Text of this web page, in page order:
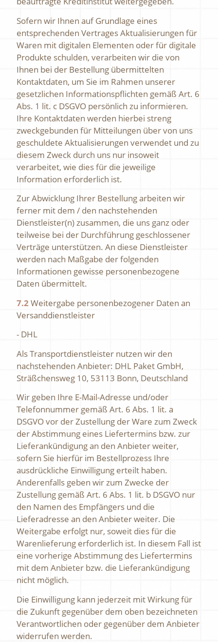
Sofern wir Ihnen auf Grundlage eines
entsprechenden Vertrages Aktualisierungen für
Waren mit digitalen Elementen oder für digitale
Produkte schulden, verarbeiten wir die von
Ihnen bei der Bestellung übermittelten
Kontaktdaten, um Sie im Rahmen unserer
gesetzlichen Informationspflichten gemäß Art. 6
Abs. 1 lit. c DSGVO persönlich zu informieren.
Ihre Kontaktdaten werden hierbei streng
zweckgebunden für Mitteilungen über von uns
geschuldete Aktualisierungen verwendet und zu
diesem Zweck durch uns nur insoweit
verarbeitet, wie dies für die jeweilige
Information erforderlich ist.
Zur Abwicklung Ihrer Bestellung arbeiten wir
ferner mit dem / den nachstehenden
Dienstleister(n) zusammen, die uns ganz oder
teilweise bei der Durchführung geschlossener
Verträge unterstützen. An diese Dienstleister
werden nach Maßgabe der folgenden
Informationen gewisse personenbezogene
Daten übermittelt.
7.2 Weitergabe personenbezogener Daten an
Versanddienstleister
- DHL
Als Transportdienstleister nutzen wir den
nachstehenden Anbieter: DHL Paket GmbH,
Sträßchensweg 10, 53113 Bonn, Deutschland
Wir geben Ihre E-Mail-Adresse und/oder
Telefonnummer gemäß Art. 6 Abs. 1 lit. a
DSGVO vor der Zustellung der Ware zum Zweck
der Abstimmung eines Liefertermins bzw. zur
Lieferankündigung an den Anbieter weiter,
sofern Sie hierfür im Bestellprozess Ihre
ausdrückliche Einwilligung erteilt haben.
Anderenfalls geben wir zum Zwecke der
Zustellung gemäß Art. 6 Abs. 1 lit. b DSGVO nur
den Namen des Empfängers und die
Lieferadresse an den Anbieter weiter. Die
Weitergabe erfolgt nur, soweit dies für die
Warenlieferung erforderlich ist. In diesem Fall ist
eine vorherige Abstimmung des Liefertermins
mit dem Anbieter bzw. die Lieferankündigung
nicht möglich.
Die Einwilligung kann jederzeit mit Wirkung für
die Zukunft gegenüber dem oben bezeichneten
Verantwortlichen oder gegenüber dem Anbieter
widerrufen werden.